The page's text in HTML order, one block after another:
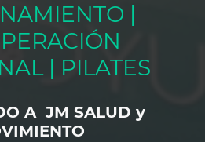
|
| PILATES
A JM SALUD y